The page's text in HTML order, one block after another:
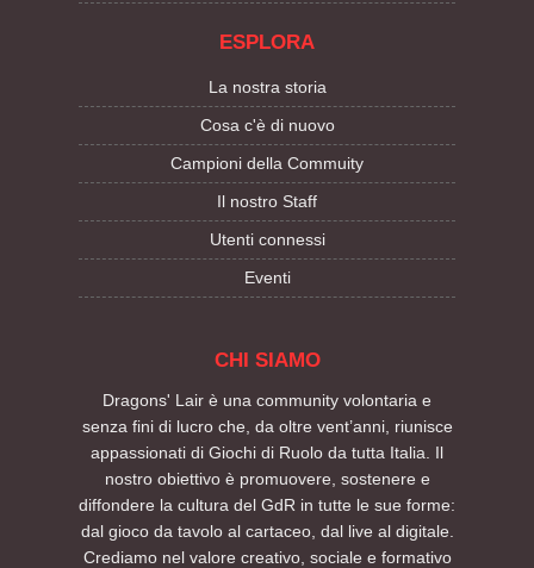
ESPLORA
La nostra storia
Cosa c'è di nuovo
Campioni della Commuity
Il nostro Staff
Utenti connessi
Eventi
CHI SIAMO
Dragons' Lair è una community volontaria e
senza fini di lucro che, da oltre vent’anni, riunisce
appassionati di Giochi di Ruolo da tutta Italia. Il
nostro obiettivo è promuovere, sostenere e
diffondere la cultura del GdR in tutte le sue forme:
dal gioco da tavolo al cartaceo, dal live al digitale.
Crediamo nel valore creativo, sociale e formativo